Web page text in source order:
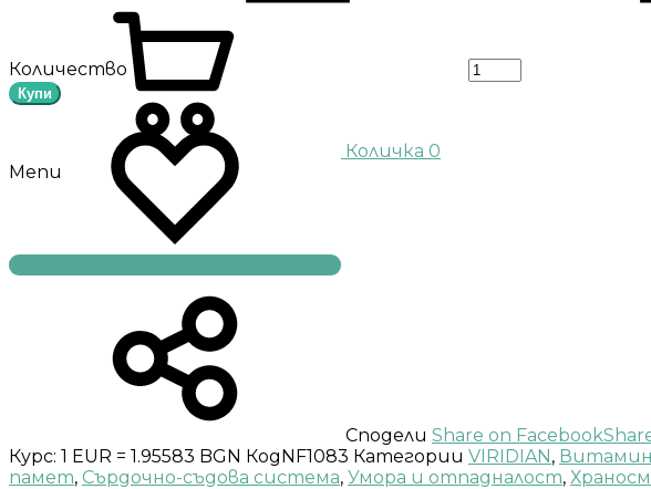
Количка 0
Menu
Количество
Купи
Сподели Share on Facebook
Курс: 1 EUR = 1.95583 BGN КодNF1083 Категории VIRIDIAN,
памет, Сърдочно-съдова система, Умора и отпадналост,